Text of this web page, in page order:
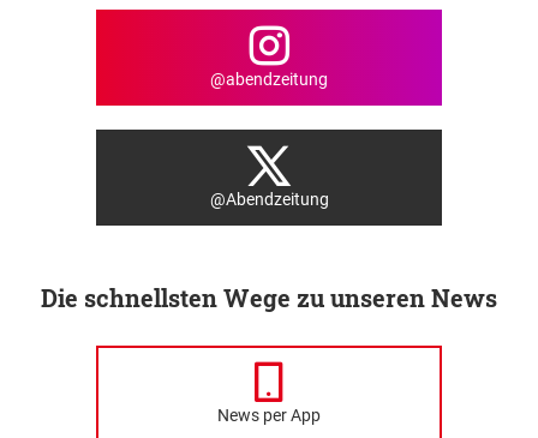
@abendzeitung
@Abendzeitung
Die schnellsten Wege zu unseren News
News per App